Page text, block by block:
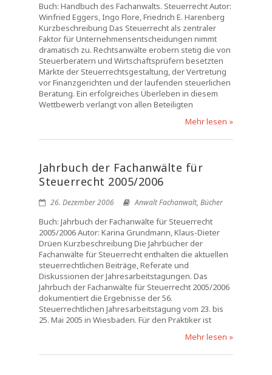
Buch: Handbuch des Fachanwalts. Steuerrecht Autor:
Winfried Eggers, Ingo Flore, Friedrich E. Harenberg
Kurzbeschreibung Das Steuerrecht als zentraler
Faktor für Unternehmensentscheidungen nimmt
dramatisch zu. Rechtsanwälte erobern stetig die von
Steuerberatern und Wirtschaftsprüfern besetzten
Märkte der Steuerrechtsgestaltung, der Vertretung
vor Finanzgerichten und der laufenden steuerlichen
Beratung. Ein erfolgreiches Überleben in diesem
Wettbewerb verlangt von allen Beteiligten
Mehr lesen »
Jahrbuch der Fachanwälte für
Steuerrecht 2005/2006
26. Dezember 2006 Anwalt Fachanwalt, Bücher
Buch: Jahrbuch der Fachanwälte für Steuerrecht
2005/2006 Autor: Karina Grundmann, Klaus-Dieter
Drüen Kurzbeschreibung Die Jahrbücher der
Fachanwälte für Steuerrecht enthalten die aktuellen
steuerrechtlichen Beiträge, Referate und
Diskussionen der Jahresarbeitstagungen. Das
Jahrbuch der Fachanwälte für Steuerrecht 2005/2006
dokumentiert die Ergebnisse der 56.
Steuerrechtlichen Jahresarbeitstagung vom 23. bis
25. Mai 2005 in Wiesbaden. Für den Praktiker ist
Mehr lesen »